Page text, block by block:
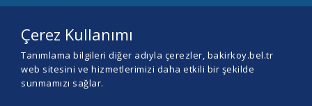
Çerez Kullanımı
Tanımlama bilgileri diğer adıyla çerezler, bakirkoy.bel.tr
web sitesini ve hizmetlerimizi daha etkili bir şekilde
sunmamızı sağlar.